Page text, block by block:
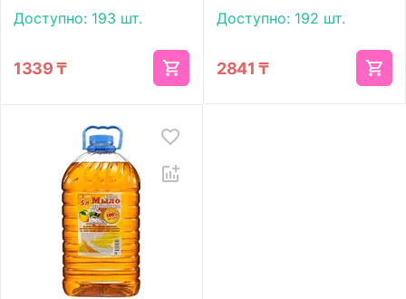
свежесть с дозатором
Доступно: 193 шт.
1339 ₸
5000 мл
Доступно: 192 шт.
2841 ₸